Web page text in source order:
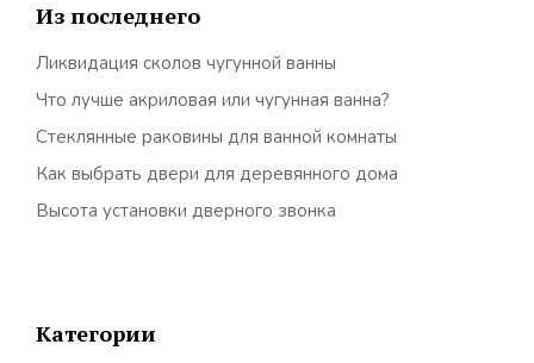
Из последнего
Ликвидация сколов чугунной ванны
Что лучше акриловая или чугунная ванна?
Стеклянные раковины для ванной комнаты
Как выбрать двери для деревянного дома
Высота установки дверного звонка
Категории